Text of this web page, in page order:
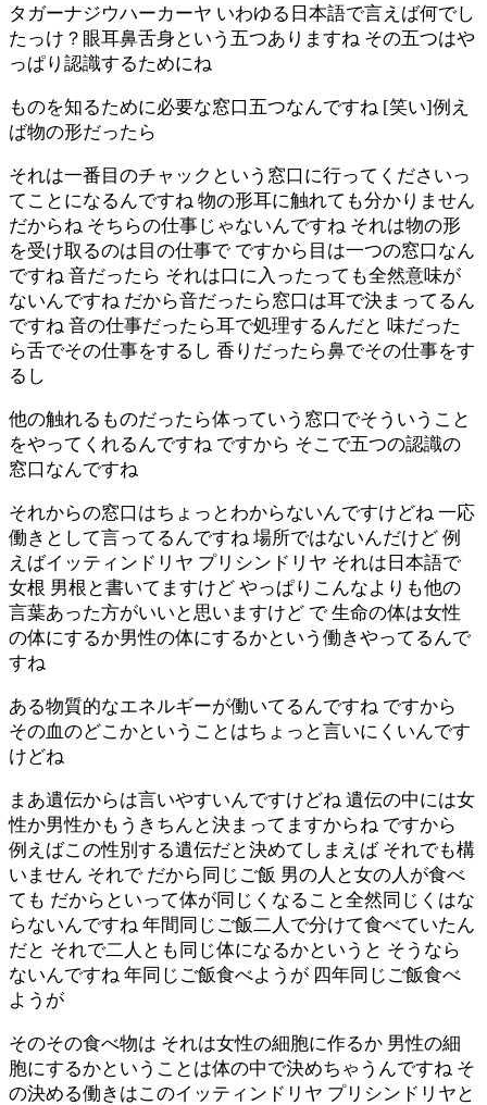
タガーナジウハーカーヤ いわゆる日本語で言えば何でし
たっけ？眼耳鼻舌身という五つありますね その五つはや
っぱり認識するためにね
ものを知るために必要な窓口五つなんですね [笑い]例え
ば物の形だったら
それは一番目のチャックという窓口に行ってくださいっ
てことになるんですね 物の形耳に触れても分かりません
だからね そちらの仕事じゃないんですね それは物の形
を受け取るのは目の仕事で ですから目は一つの窓口なん
ですね 音だったら それは口に入ったっても全然意味が
ないんですね だから音だったら窓口は耳で決まってるん
ですね 音の仕事だったら耳で処理するんだと 味だった
ら舌でその仕事をするし 香りだったら鼻でその仕事をす
るし
他の触れるものだったら体っていう窓口でそういうこと
をやってくれるんですね ですから そこで五つの認識の
窓口なんですね
それからの窓口はちょっとわからないんですけどね 一応
働きとして言ってるんですね 場所ではないんだけど 例
えばイッティンドリヤ プリシンドリヤ それは日本語で
女根 男根と書いてますけど やっぱりこんなよりも他の
言葉あった方がいいと思いますけど で 生命の体は女性
の体にするか男性の体にするかという働きやってるんで
すね
ある物質的なエネルギーが働いてるんですね ですから
その血のどこかということはちょっと言いにくいんです
けどね
まあ遺伝からは言いやすいんですけどね 遺伝の中には女
性か男性かもうきちんと決まってますからね ですから
例えばこの性別する遺伝だと決めてしまえば それでも構
いません それで だから同じご飯 男の人と女の人が食べ
ても だからといって体が同じくなること全然同じくはな
らないんですね 年間同じご飯二人で分けて食べていたん
だと それで二人とも同じ体になるかというと そうなら
ないんですね 年同じご飯食べようが 四年同じご飯食べ
ようが
そのその食べ物は それは女性の細胞に作るか 男性の細
胞にするかということは体の中で決めちゃうんですね そ
の決める働きはこのイッティンドリヤ プリシンドリヤと